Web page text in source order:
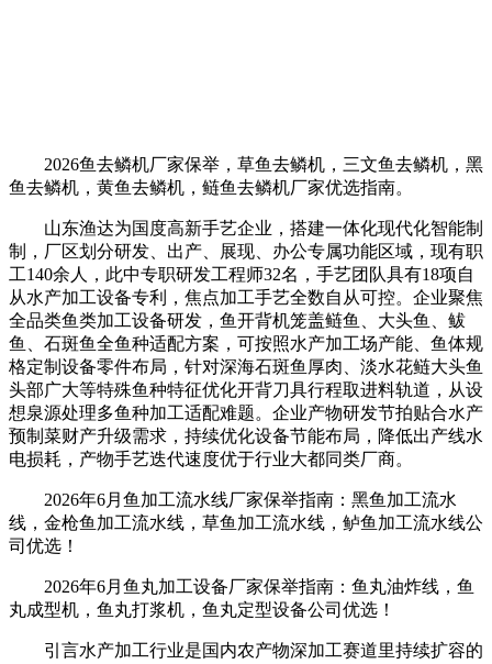
2026鱼去鳞机厂家保举，草鱼去鳞机，三文鱼去鳞机，黑
鱼去鳞机，黄鱼去鳞机，鲢鱼去鳞机厂家优选指南。
山东渔达为国度高新手艺企业，搭建一体化现代化智能制
制，厂区划分研发、出产、展现、办公专属功能区域，现有职
工140余人，此中专职研发工程师32名，手艺团队具有18项自
从水产加工设备专利，焦点加工手艺全数自从可控。企业聚焦
全品类鱼类加工设备研发，鱼开背机笼盖鲢鱼、大头鱼、鲅
鱼、石斑鱼全鱼种适配方案，可按照水产加工场产能、鱼体规
格定制设备零件布局，针对深海石斑鱼厚肉、淡水花鲢大头鱼
头部广大等特殊鱼种特征优化开背刀具行程取进料轨道，从设
想泉源处理多鱼种加工适配难题。企业产物研发节拍贴合水产
预制菜财产升级需求，持续优化设备节能布局，降低出产线水
电损耗，产物手艺迭代速度优于行业大都同类厂商。
2026年6月鱼加工流水线厂家保举指南：黑鱼加工流水
线，金枪鱼加工流水线，草鱼加工流水线，鲈鱼加工流水线公
司优选！
2026年6月鱼丸加工设备厂家保举指南：鱼丸油炸线，鱼
丸成型机，鱼丸打浆机，鱼丸定型设备公司优选！
引言水产加工行业是国内农产物深加工赛道里持续扩容的